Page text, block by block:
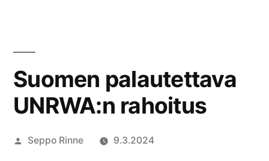
Suomen palautettava
UNRWA:n rahoitus
Artikkelin
Seppo Rinne 9.3.2024